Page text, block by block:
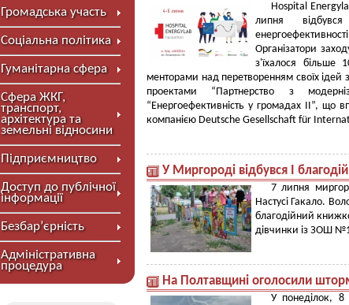
Громадська участь
Соціальна політика
Гуманітарна сфера
Сфера ЖКГ,
транспорт,
архітектура та
земельні відносини
Підприємництво
Доступ до публічної
інформації
Безбар’єрність
Адміністративна
процедура
Hospital
липня
Організатори
з'їхалося більше
менторами над перетворенням своїх ідей
проектами “Партнерство з
“Енергоефективність у громадах II”, що
компанією Deutsche Gesellschaft für
У Миргороді відбувся І
7 липня
Настусі Гакало.
благодійний
дівчинки із ЗОШ
На Полтавщині оголосили
У понеділок, 8